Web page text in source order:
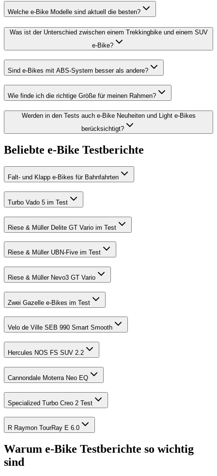
Welche e-Bike Modelle sind aktuell die besten?
Was ist der Unterschied zwischen einem Trekkingbike und einem SUV
e-Bike?
Sind e-Bikes mit ABS-System besser als andere?
Wie finde ich die richtige Größe für meinen Rahmen?
Werden in den Tests auch e-Bike Neuheiten und Light e-Bikes
berücksichtigt?
Beliebte e-Bike Testberichte
Falt- und Klapp e-Bikes für Bahnfahrten
Turbo Vado 5 im Test
Riese & Müller Delite GT Vario im Test
Riese & Müller UBN-Five im Test
Riese & Müller Nevo3 GT Vario
Zwei Gazelle e-Bikes im Test
Velo de Ville SEB 990 Smart Smooth
Hercules NOS FS SUV 2.2
Cannondale Moterra Neo EQ
Specialized Turbo Creo 2 Test
R Raymon TourRay E 6.0
Warum e-Bike Testberichte so wichtig
sind